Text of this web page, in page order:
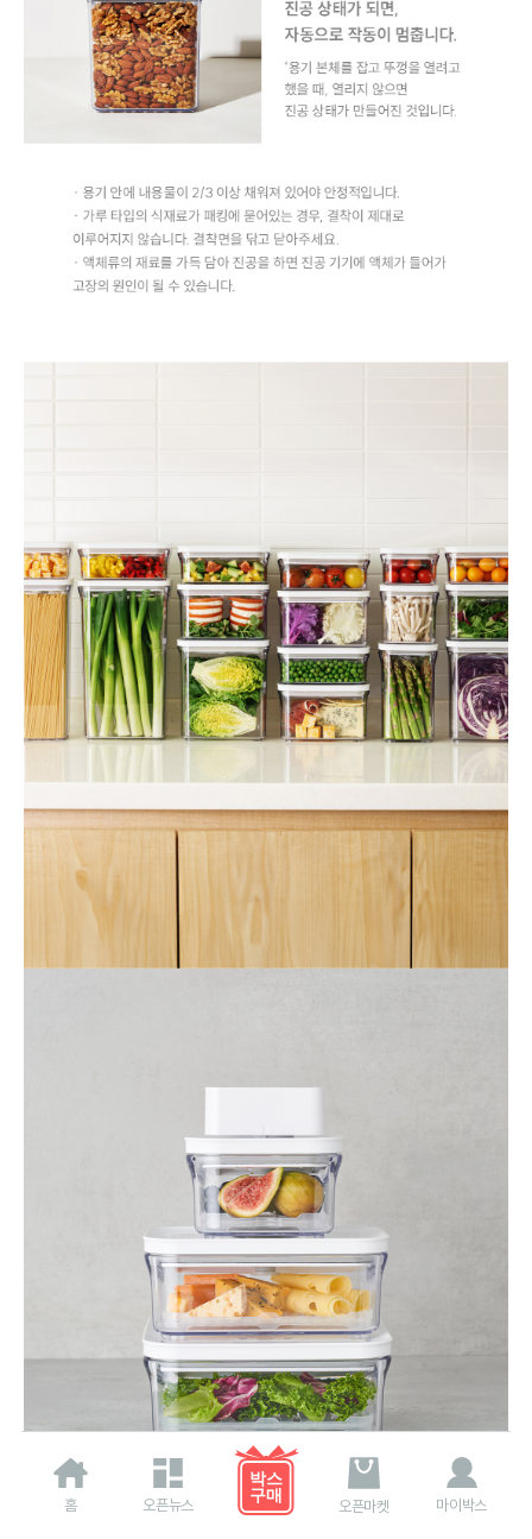
홈 오픈뉴스 오픈마켓 마이박스